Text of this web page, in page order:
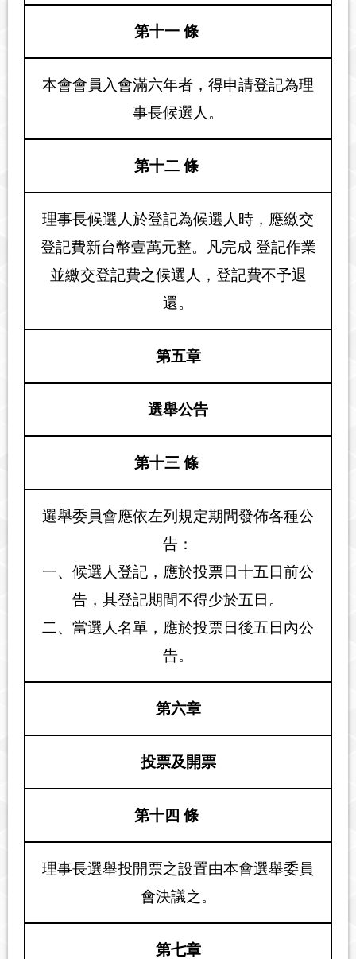
第十一 條
本會會員入會滿六年者，得申請登記為理
事長候選人。
第十二 條
理事長候選人於登記為候選人時，應繳交
登記費新台幣壹萬元整。凡完成 登記作業
並繳交登記費之候選人，登記費不予退
還。
第五章
選舉公告
第十三 條
選舉委員會應依左列規定期間發佈各種公
告：
一、候選人登記，應於投票日十五日前公
告，其登記期間不得少於五日。
二、當選人名單，應於投票日後五日內公
告。
第六章
投票及開票
第十四 條
理事長選舉投開票之設置由本會選舉委員
會決議之。
第七章